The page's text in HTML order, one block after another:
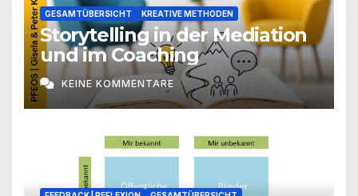
GESAMTÜBERSICHT KREATIVE METHODEN
Storytelling in der Mediation
und im Coaching
KEINE KOMMENTARE